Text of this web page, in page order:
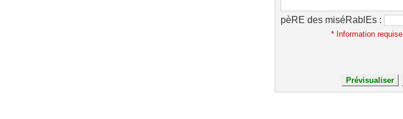
pèRE des miséRablEs :
* Information requise.